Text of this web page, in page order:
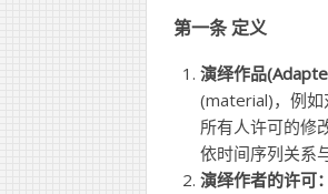
第一条 定义
演绎作品
(material)，例如
所有人许可的修
依时间序列关系
演绎作者的许可：